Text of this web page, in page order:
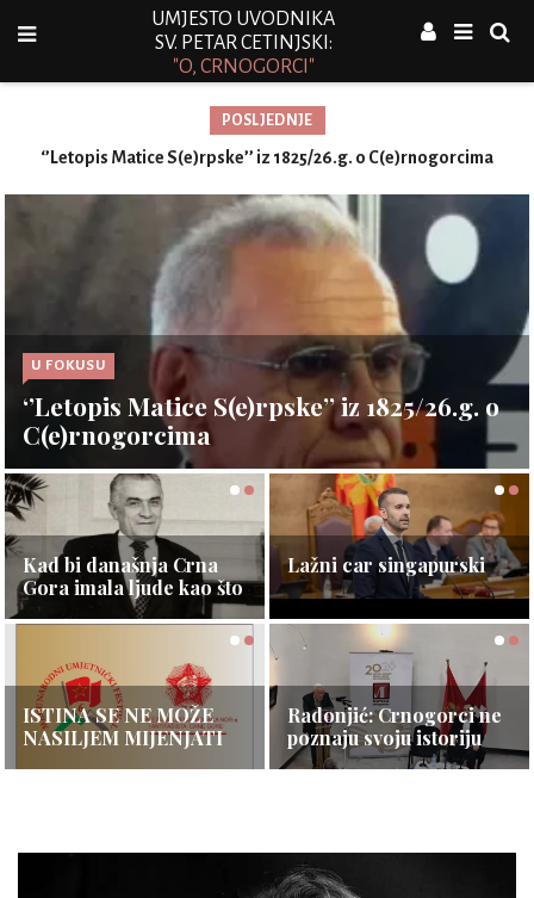
UMJESTO UVODNIKA
SV. PETAR CETINJSKI:
"O, CRNOGORCI"
POSLJEDNJE
‘’Letopis Matice S(e)rpske’’ iz 1825/26.g. o C(e)rnogorcima
U FOKUSU
‘’Letopis Matice S(e)rpske’’ iz 1825/26.g. o
C(e)rnogorcima
Opširnije ⇾
Ko si ti, čovječe?
Opširnije ⇾
Kad bi današnja Crna
Gora imala ljude kao što
Opširnije ⇾
Crna Gora se nije
otcijepila — ona je
obnovila svoju državu
Opširnije ⇾
Lažni car singapurski
Opširnije ⇾
ISTINA SE NE MOŽE
NASILJEM MIJENJATI
Opširnije ⇾
Ambasador Kine: Crnu
Goru i Kinu povezuje
Opširnije ⇾
Radonjić: Crnogorci ne
poznaju svoju istoriju
Opširnije ⇾